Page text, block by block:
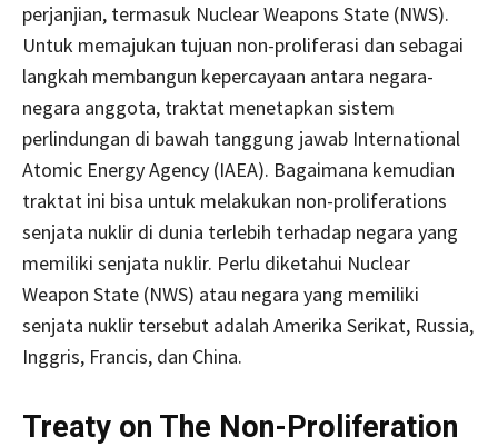
perjanjian, termasuk Nuclear Weapons State (NWS).
Untuk memajukan tujuan non-proliferasi dan sebagai
langkah membangun kepercayaan antara negara-
negara anggota, traktat menetapkan sistem
perlindungan di bawah tanggung jawab International
Atomic Energy Agency (IAEA). Bagaimana kemudian
traktat ini bisa untuk melakukan non-proliferations
senjata nuklir di dunia terlebih terhadap negara yang
memiliki senjata nuklir. Perlu diketahui Nuclear
Weapon State (NWS) atau negara yang memiliki
senjata nuklir tersebut adalah Amerika Serikat, Russia,
Inggris, Francis, dan China.
Treaty on The Non-Proliferation